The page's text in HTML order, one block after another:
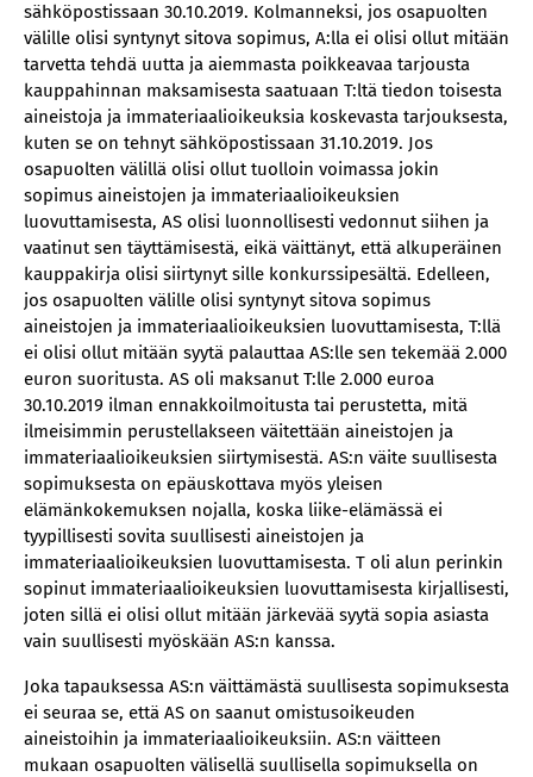
sähköpostissaan 30.10.2019. Kolmanneksi, jos osapuolten
välille olisi syntynyt sitova sopimus, A:lla ei olisi ollut mitään
tarvetta tehdä uutta ja aiemmasta poikkeavaa tarjousta
kauppahinnan maksamisesta saatuaan T:ltä tiedon toisesta
aineistoja ja immateriaalioikeuksia koskevasta tarjouksesta,
kuten se on tehnyt sähköpostissaan 31.10.2019. Jos
osapuolten välillä olisi ollut tuolloin voimassa jokin
sopimus aineistojen ja immateriaalioikeuksien
luovuttamisesta, AS olisi luonnollisesti vedonnut siihen ja
vaatinut sen täyttämisestä, eikä väittänyt, että alkuperäinen
kauppakirja olisi siirtynyt sille konkurssipesältä. Edelleen,
jos osapuolten välille olisi syntynyt sitova sopimus
aineistojen ja immateriaalioikeuksien luovuttamisesta, T:llä
ei olisi ollut mitään syytä palauttaa AS:lle sen tekemää 2.000
euron suoritusta. AS oli maksanut T:lle 2.000 euroa
30.10.2019 ilman ennakkoilmoitusta tai perustetta, mitä
ilmeisimmin perustellakseen väitettään aineistojen ja
immateriaalioikeuksien siirtymisestä. AS:n väite suullisesta
sopimuksesta on epäuskottava myös yleisen
elämänkokemuksen nojalla, koska liike-elämässä ei
tyypillisesti sovita suullisesti aineistojen ja
immateriaalioikeuksien luovuttamisesta. T oli alun perinkin
sopinut immateriaalioikeuksien luovuttamisesta kirjallisesti,
joten sillä ei olisi ollut mitään järkevää syytä sopia asiasta
vain suullisesti myöskään AS:n kanssa.
Joka tapauksessa AS:n väittämästä suullisesta sopimuksesta
ei seuraa se, että AS on saanut omistusoikeuden
aineistoihin ja immateriaalioikeuksiin. AS:n väitteen
mukaan osapuolten välisellä suullisella sopimuksella on